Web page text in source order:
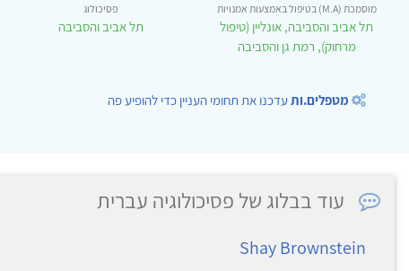
מוסמכת (M.A) בטיפול באמצעות אמנויות
תל אביב והסביבה, אונליין (טיפול
מרחוק), רמת גן והסביבה
פסיכולוג
תל אביב והסביבה
מטפלים.ותעדכנו את תחומי העניין כדי להופיע פה
עוד בבלוג של פסיכולוגיה עברית
Shay Brownstein